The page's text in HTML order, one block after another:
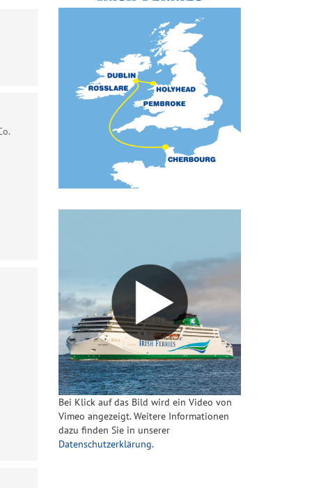
Bei Klick auf das Bild wird ein Video von
Vimeo angezeigt. Weitere Informationen
dazu finden Sie in unserer
Datenschutzerklärung.